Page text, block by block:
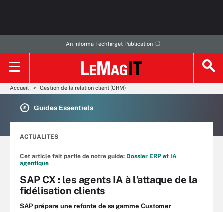
An Informa TechTarget Publication
Accueil Gestion de la relation client (CRM)
Guides Essentiels
ACTUALITES
Cet article fait partie de notre guide: Dossier ERP et IA
agentique
SAP CX : les agents IA à l’attaque de la
fidélisation clients
SAP prépare une refonte de sa gamme Customer